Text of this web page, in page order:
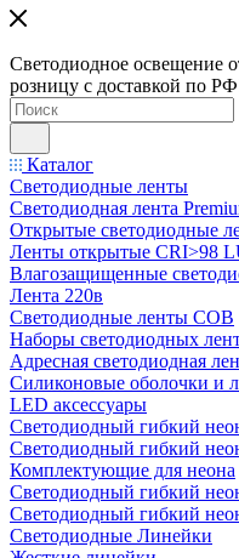
Светодиодное освещение
розницу с доставкой по
Каталог
Светодиодные ленты
Светодиодная лента
Открытые светодиодные
Ленты открытые CRI>98
Влагозащищенные
Лента 220в
Светодиодные ленты COB
Наборы светодиодных
Адресная светодиодная
Силиконовые оболочки и
LED аксессуары
Светодиодный гибкий
Светодиодный гибкий
Комплектующие для неона
Светодиодный гибкий
Светодиодный гибкий
Светодиодные Линейки